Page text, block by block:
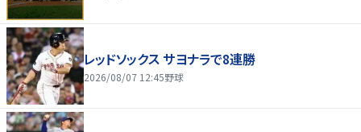
レッドソックス サヨナラで8連勝
2026/08/07 12:45野球